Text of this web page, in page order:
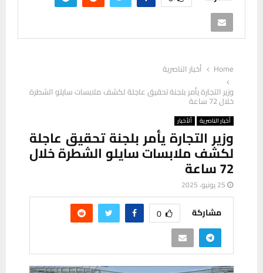
Home
أخبار الناصرية
وزير التجارة يأمر بلجنة تحقيق عاجلة لكشف ملابسات سايلو الشطرة
خلال 72 ساعة
أخبار الناصرية ألأخبار
وزير التجارة يأمر بلجنة تحقيق عاجلة
لكشف ملابسات سايلو الشطرة خلال
72 ساعة
25 يونيو، 2025
مشاركة 0